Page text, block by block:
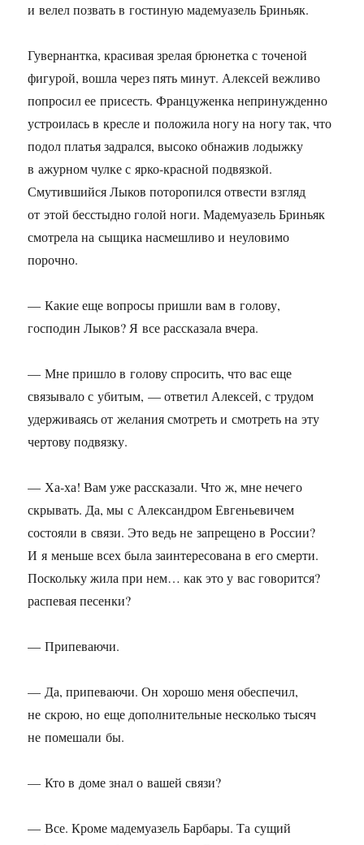
и велел позвать в гостиную мадемуазель Бриньяк.
Гувернантка, красивая зрелая брюнетка с точеной
фигурой, вошла через пять минут. Алексей вежливо
попросил ее присесть. Француженка непринужденно
устроилась в кресле и положила ногу на ногу так, что
подол платья задрался, высоко обнажив лодыжку
в ажурном чулке с ярко-красной подвязкой.
Смутившийся Лыков поторопился отвести взгляд
от этой бесстыдно голой ноги. Мадемуазель Бриньяк
смотрела на сыщика насмешливо и неуловимо
порочно.
— Какие еще вопросы пришли вам в голову,
господин Лыков? Я все рассказала вчера.
— Мне пришло в голову спросить, что вас еще
связывало с убитым, — ответил Алексей, с трудом
удерживаясь от желания смотреть и смотреть на эту
чертову подвязку.
— Ха-ха! Вам уже рассказали. Что ж, мне нечего
скрывать. Да, мы с Александром Евгеньевичем
состояли в связи. Это ведь не запрещено в России?
И я меньше всех была заинтересована в его смерти.
Поскольку жила при нем… как это у вас говорится?
распевая песенки?
— Припеваючи.
— Да, припеваючи. Он хорошо меня обеспечил,
не скрою, но еще дополнительные несколько тысяч
не помешали бы.
— Кто в доме знал о вашей связи?
— Все. Кроме мадемуазель Барбары. Та сущий